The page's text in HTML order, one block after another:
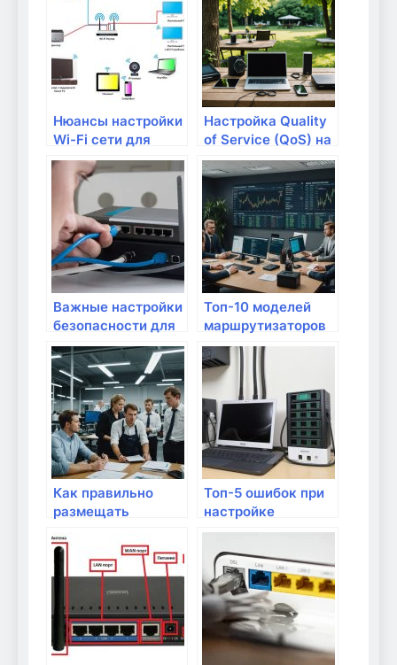
Нюансы настройки
Wi-Fi сети для
умного дома
Настройка Quality
of Service (QoS) на
маршрутизаторе
Важные настройки
безопасности для
домашнего Wi-Fi
Топ-10 моделей
маршрутизаторов
для дома в 2023
году
Как правильно
размещать
доме?
Топ-5 ошибок при
настройке
домашнего
интернета